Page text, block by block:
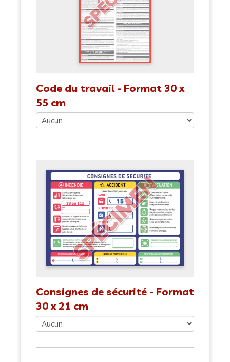
Code du travail - Format 30 x
55 cm
Consignes de sécurité - Format
30 x 21 cm